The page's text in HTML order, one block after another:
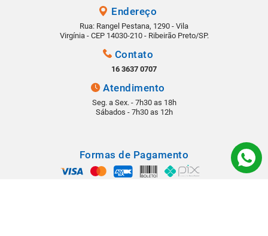
Endereço
Rua: Rangel Pestana, 1290 - Vila
Virgínia - CEP 14030-210 - Ribeirão Preto/SP.
Contato
16 3637 0707
Atendimento
Seg. a Sex. - 7h30 as 18h
Sábados - 7h30 as 12h
Formas de Pagamento